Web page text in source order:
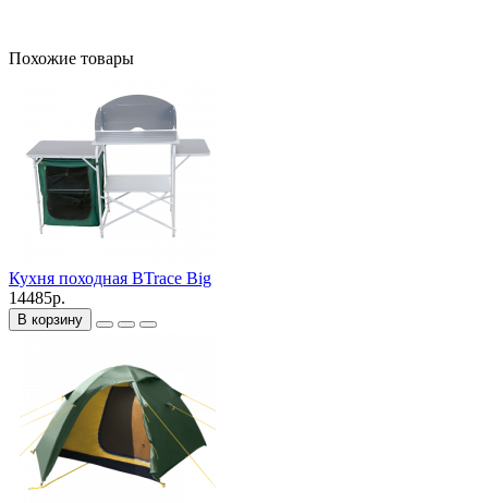
Похожие товары
Кухня походная BTrace Big
14485р.
В корзину